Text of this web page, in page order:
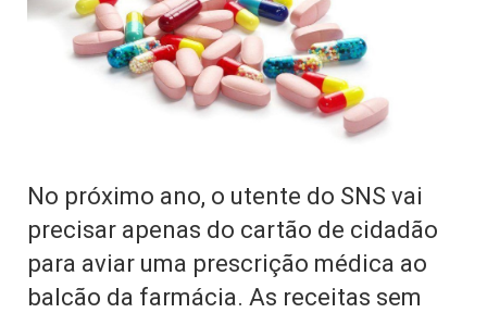
No próximo ano, o utente do SNS vai
precisar apenas do cartão de cidadão
para aviar uma prescrição médica ao
balcão da farmácia. As receitas sem